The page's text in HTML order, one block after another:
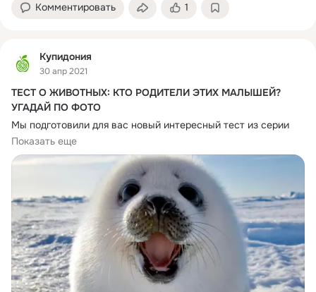
Комментировать 1
Купидония
30 апр 2021
ТЕСТ О ЖИВОТНЫХ: КТО РОДИТЕЛИ ЭТИХ МАЛЫШЕЙ?
УГАДАЙ ПО ФОТО
Мы подготовили для вас новый интересный тест из серии
«Угадай по фотографии». Сегодня поговорим о животных и
их детёнышах. Взгляните на этих очаровательных малышей
и постарайтесь правильно назвать их родителей. Проверьте
#люблюживотных
#викторины #вмиреживотных #животные
Показать еще